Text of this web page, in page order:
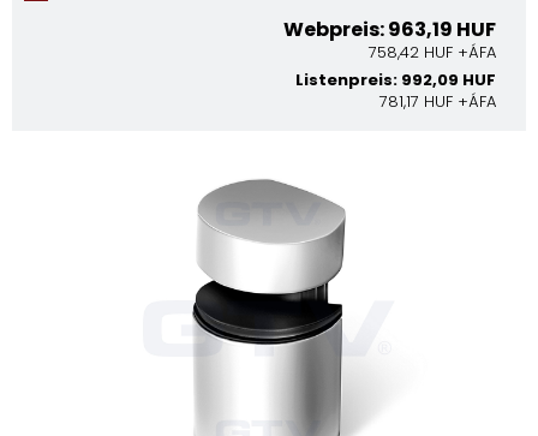
Webpreis: 963,19 HUF
758,42 HUF +ÁFA
Listenpreis: 992,09 HUF
781,17 HUF +ÁFA